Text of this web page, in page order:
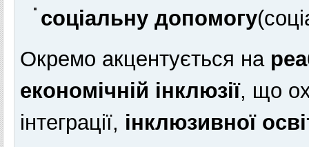
соціальну допомогу
Окремо акцентується на
економічній інклюзії, що
інтеграції, інклюзивної